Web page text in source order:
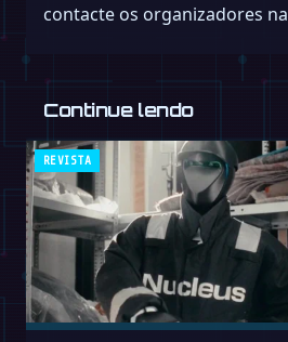
contacte os organizadores na
Continue lendo
REVISTA